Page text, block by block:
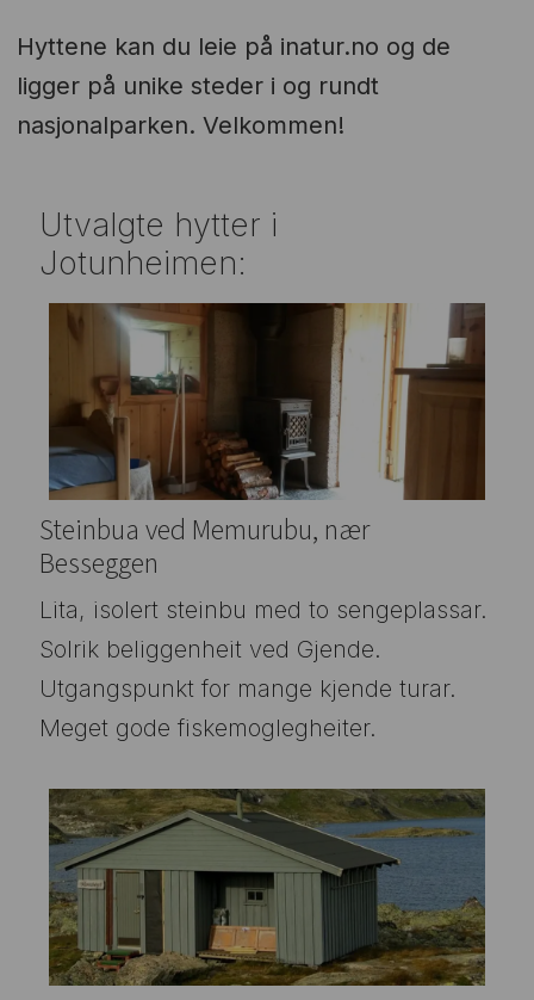
Hyttene kan du leie på inatur.no og de
ligger på unike steder i og rundt
nasjonalparken. Velkommen!
Utvalgte hytter i
Jotunheimen:
Steinbua ved Memurubu, nær
Besseggen
Lita, isolert steinbu med to sengeplassar.
Solrik beliggenheit ved Gjende.
Utgangspunkt for mange kjende turar.
Meget gode fiskemoglegheiter.